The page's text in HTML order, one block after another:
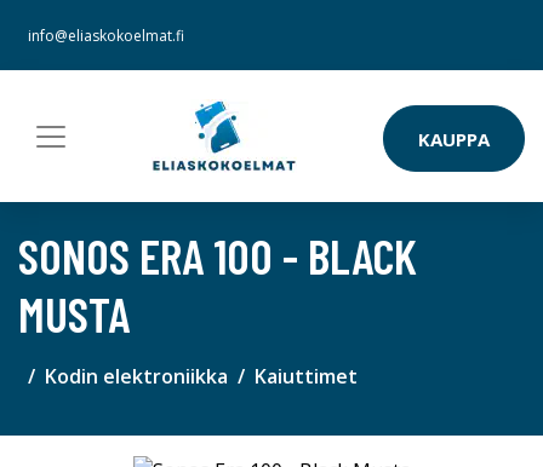
info@eliaskokoelmat.fi
KAUPPA
SONOS ERA 100 - BLACK
MUSTA
Kodin elektroniikka Kaiuttimet